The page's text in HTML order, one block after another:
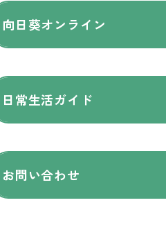
向日葵オンライン
日常生活ガイド
お問い合わせ